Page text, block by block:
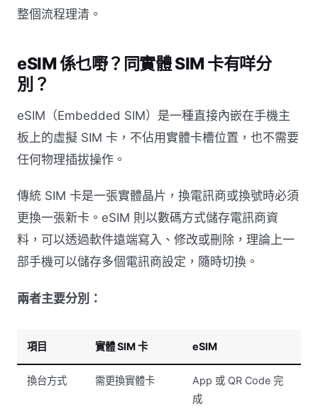
整個流程理清。
eSIM 係乜嘢？同實體 SIM 卡有咩分
別？
eSIM（Embedded SIM）是一種直接內嵌在手機主
板上的虛擬 SIM 卡，不佔用實體卡槽位置，也不需要
任何物理插拔操作。
傳統 SIM 卡是一張實體晶片，換電訊商或換號時必須
更換一張新卡。eSIM 則以數碼方式儲存電訊商資
料，可以透過軟件遠端寫入、修改或刪除，理論上一
部手機可以儲存多個電訊商設定，隨時切換。
兩者主要分別：
項目 實體 SIM 卡 eSIM
換台方式 需更換實體卡
App 或 QR Code 完
成